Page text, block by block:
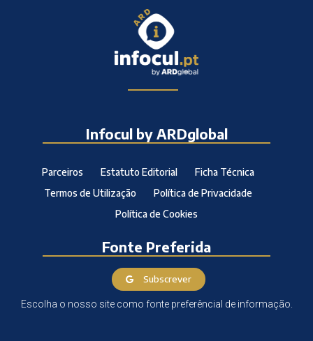
Infocul by ARDglobal
Parceiros Estatuto Editorial
Ficha Técnica
Termos de Utilização
Política de Privacidade
Política de Cookies
Fonte Preferida
Subscrever
Escolha o nosso site como fonte preferêncial de informação.